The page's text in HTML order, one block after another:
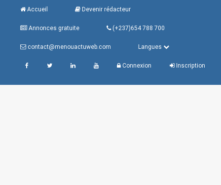
Accueil Devenir rédacteur
Annonces gratuite (+237)654 788 700
contact@menouactuweb.com Langues
Connexion Inscription